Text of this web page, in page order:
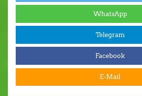
WhatsApp
Telegram
Facebook
E-Mail